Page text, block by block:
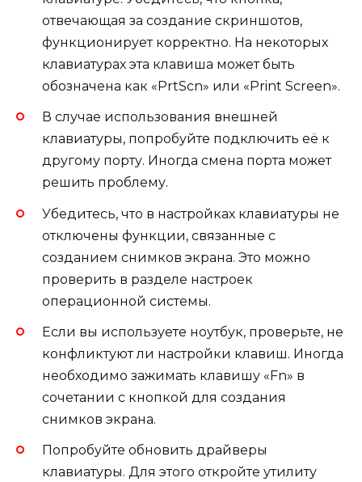
отвечающая за создание скриншотов,
функционирует корректно. На некоторых
клавиатурах эта клавиша может быть
обозначена как «PrtScn» или «Print Screen».
В случае использования внешней
клавиатуры, попробуйте подключить её к
другому порту. Иногда смена порта может
решить проблему.
Убедитесь, что в настройках клавиатуры не
отключены функции, связанные с
созданием снимков экрана. Это можно
проверить в разделе настроек
операционной системы.
Если вы используете ноутбук, проверьте, не
конфликтуют ли настройки клавиш. Иногда
необходимо зажимать клавишу «Fn» в
сочетании с кнопкой для создания
снимков экрана.
Попробуйте обновить драйверы
клавиатуры. Для этого откройте утилиту